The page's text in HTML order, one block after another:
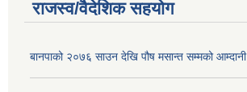
राजस्व/वैदेशिक सहयोग
बानपाको २०७६ साउन देखि पौष मसान्त सम्मको आम्दानी